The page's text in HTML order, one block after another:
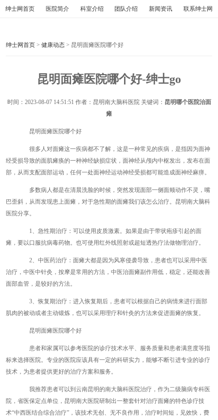
绅士网首页 医院简介 科室介绍 团队介绍 新闻资讯 联系绅士网
绅士网首页 > 健康动态 > 昆明面瘫医院哪个好
昆明面瘫医院哪个好-绅士go
时间： 2023-08-07 14:51:51 作者：昆明南大脑科医院 关键词： 昆明哪个医院治面
瘫
昆明面瘫医院哪个好
很多人对面瘫这一疾病都不了解，这是一种常见的疾病，是指因为面神
经受损导致的面肌瘫痪的一种神经缺损症状，面神经从颅内中枢发出，发布在面
部，从而支配面部运动，任何一处面神经运动神经受损都可能造成面神经麻痹。
多数病人都是在清晨洗脸的时候，突然发现面部一侧面颊动作不灵，嘴
巴歪斜，从而发现患上面瘫，对于急性期的面瘫我们该怎么治疗。昆明南大脑科
医院分享。
1、急性期治疗：可以使用皮质激素。如果是由于带状疱疹引起的面
瘫，要以口服抗病毒药物。也可使用红外线照射或超短透热疗法做物理治疗。
2、中医药治疗：面瘫大都是因为风寒侵袭导致，患者也可以采用中医
治疗，中医中针灸，按摩是常用的方法，中医治面瘫副作用低，稳定，还能改善
面部血管，是较好的方法。
3、恢复期治疗：进入恢复期后，患者可以根据自己的病情来进行面部
肌肉的被动或者主动锻炼，也可以采用理疗和针灸的方法来促进面瘫的恢复。
昆明面瘫医院哪个好
患者和家属可以参考医院的诊疗技术水平、服务质量和患者满意度等指
标来选择医院。专业的医院应该具有一定的科研实力，能够不断引进专业的诊疗
技术，为患者提供更好的治疗方案和服务。
我推荐患者可以到云南昆明的南大脑科医院治疗，作为二级脑病专科医
院，省医保定点单位，昆明南大医院研制出一整套针对治疗面瘫的特色诊疗技
术“中西医结合综合治疗”，该技术无创、无不良作用，治疗时间短，见效快，费